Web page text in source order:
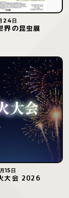
24日
界の昆虫展
15日
大会 2026